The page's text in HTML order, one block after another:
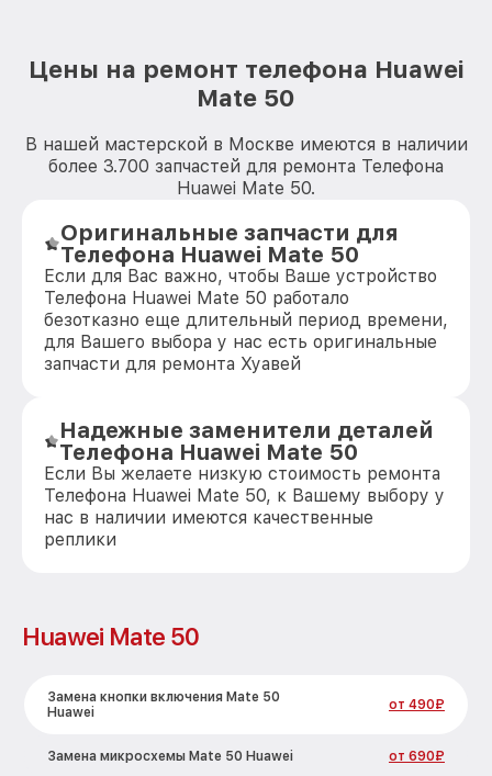
Цены на ремонт телефона Huawei
Mate 50
В нашей мастерской в Москве имеются в наличии
более 3.700 запчастей для ремонта Телефона
Huawei Mate 50.
Оригинальные запчасти для
Телефона Huawei Mate 50
Если для Вас важно, чтобы Ваше устройство
Телефона Huawei Mate 50 работало
безотказно еще длительный период времени,
для Вашего выбора у нас есть оригинальные
запчасти для ремонта Хуавей
Надежные заменители деталей
Телефона Huawei Mate 50
Если Вы желаете низкую стоимость ремонта
Телефона Huawei Mate 50, к Вашему выбору у
нас в наличии имеются качественные
реплики
Huawei Mate 50
Замена кнопки включения Mate 50
Huawei
от 490₽
Замена микросхемы Mate 50 Huawei от 690₽